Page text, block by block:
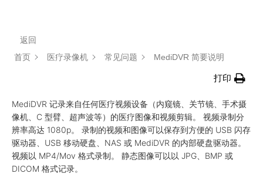
返回
首页
医疗录像机 常见问题 MediDVR 简要说明
打印
MediDVR 记录来自任何医疗视频设备（内窥镜、关节镜、手术摄
像机、C 型臂、超声波等）的医疗图像和视频剪辑。 视频录制分
辨率高达 1080p。 录制的视频和图像可以保存到方便的 USB 闪存
驱动器、USB 移动硬盘、NAS 或 MediDVR 的内部硬盘驱动器。
视频以 MP4/Mov 格式录制。 静态图像可以以 JPG、BMP 或
DICOM 格式记录。